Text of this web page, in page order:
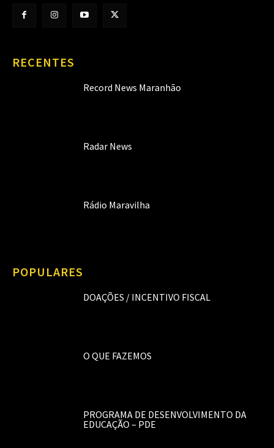
RECENTES
Record News Maranhão
Radar News
Rádio Maravilha
POPULARES
DOAÇÕES / INCENTIVO FISCAL
O QUE FAZEMOS
PROGRAMA DE DESENVOLVIMENTO DA
EDUCAÇÃO – PDE